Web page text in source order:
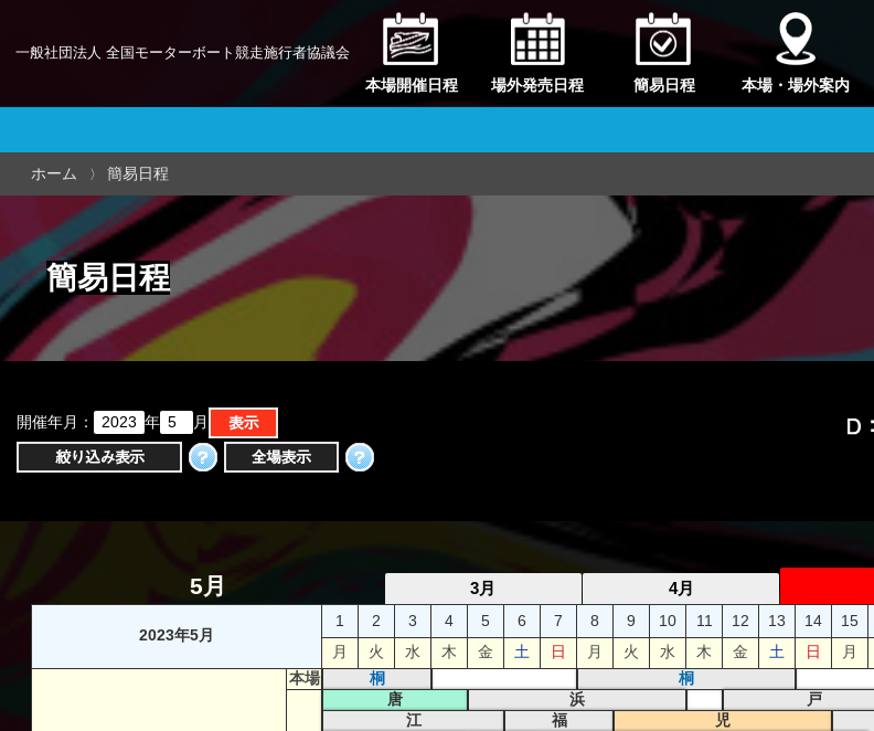
一般社団法人 全国モーターボート競走施行者協議会
本場開催日程 場外発売日程 簡易日程 本場・場外案内
ホーム 簡易日程
簡易日程
開催年月： 年 月
5月 3月 4月
2023年5月
1 2 3 4 5 6 7 8 9 10 11 12 13 14 15
月
火 水 木 金 土 日 月 火 水 木 金 土 日 月
本場 桐 桐
唐 浜 戸
江
福 児